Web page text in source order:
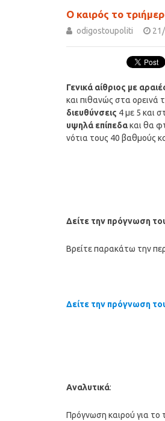
Ο καιρός το
odigostoupoliti
Γενικά αίθριος με
και πιθανώς στα ορεινά
διευθύνσεις 4 με 5 και
υψηλά επίπεδακαι θα
νότια τους 40 βαθμούς
Δείτε την πρόγνωση
Βρείτε παρακάτω την
Δείτε την πρόγνωση
Αναλυτικά:
Πρόγνωση καιρού για το